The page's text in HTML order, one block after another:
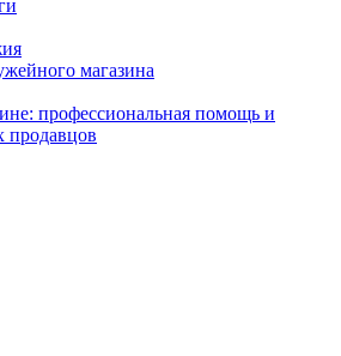
магазина
профессиональная помощь и
продавцов